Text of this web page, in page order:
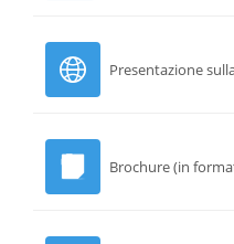
Presentazione
Brochure (in